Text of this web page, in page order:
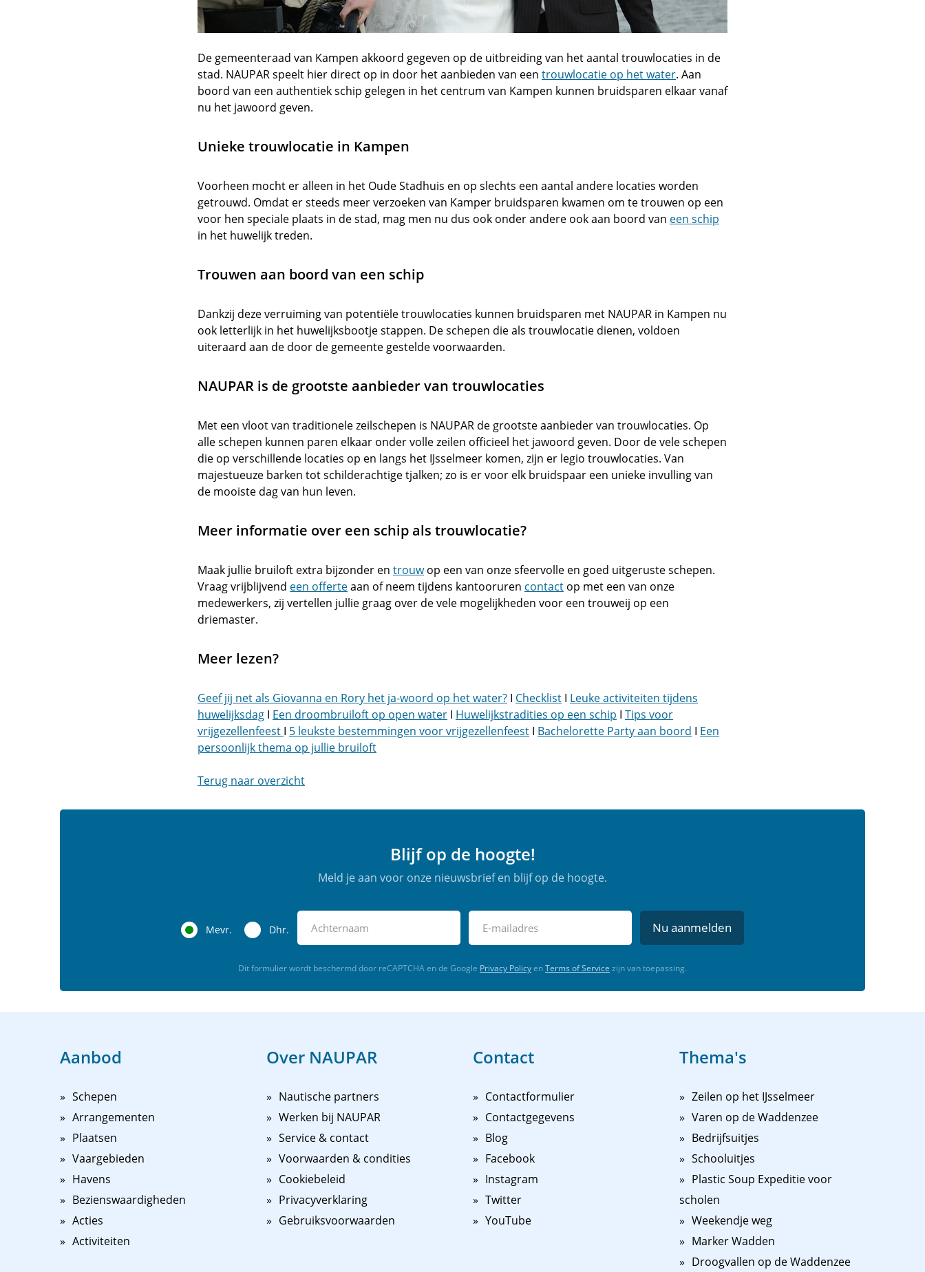
De gemeenteraad van Kampen akkoord gegeven op de uitbreiding van het aantal trouwlocaties in de
stad. NAUPAR speelt hier direct op in door het aanbieden van een trouwlocatie op het water. Aan
boord van een authentiek schip gelegen in het centrum van Kampen kunnen bruidsparen elkaar vanaf
nu het jawoord geven.
Unieke trouwlocatie in Kampen
Voorheen mocht er alleen in het Oude Stadhuis en op slechts een aantal andere locaties worden
getrouwd. Omdat er steeds meer verzoeken van Kamper bruidsparen kwamen om te trouwen op een
voor hen speciale plaats in de stad, mag men nu dus ook onder andere ook aan boord van een schip
in het huwelijk treden.
Trouwen aan boord van een schip
Dankzij deze verruiming van potentiële trouwlocaties kunnen bruidsparen met NAUPAR in Kampen nu
ook letterlijk in het huwelijksbootje stappen. De schepen die als trouwlocatie dienen, voldoen
uiteraard aan de door de gemeente gestelde voorwaarden.
NAUPAR is de grootste aanbieder van trouwlocaties
Met een vloot van traditionele zeilschepen is NAUPAR de grootste aanbieder van trouwlocaties. Op
alle schepen kunnen paren elkaar onder volle zeilen officieel het jawoord geven. Door de vele schepen
die op verschillende locaties op en langs het IJsselmeer komen, zijn er legio trouwlocaties. Van
majestueuze barken tot schilderachtige tjalken; zo is er voor elk bruidspaar een unieke invulling van
de mooiste dag van hun leven.
Meer informatie over een schip als trouwlocatie?
Maak jullie bruiloft extra bijzonder en trouwop een van onze sfeervolle en goed uitgeruste schepen.
Vraag vrijblijvend een offerteaan of neem tijdens kantooruren contact op met een van onze
medewerkers, zij vertellen jullie graag over de vele mogelijkheden voor een trouweij op een
driemaster.
Meer lezen?
Geef jij net als Giovanna en Rory het ja-woord op het water? I Checklist I Leuke activiteiten tijdens
huwelijksdag I Een droombruiloft op open water I Huwelijkstradities op een schip I Tips voor
vrijgezellenfeest I 5 leukste bestemmingen voor vrijgezellenfeest I Bachelorette Party aan boord I Een
persoonlijk thema op jullie bruiloft
Terug naar overzicht
Blijf op de hoogte!
Meld je aan voor onze nieuwsbrief en blijf op de hoogte.
Mevr. Dhr. Nu aanmelden
Dit formulier wordt beschermd door reCAPTCHA en de Google Privacy PolicyenTerms of Service zijn van toepassing.
Aanbod
Schepen
Arrangementen
Plaatsen
Vaargebieden
Havens
Bezienswaardigheden
Acties
Activiteiten
Over NAUPAR
Nautische partners
Werken bij NAUPAR
Service & contact
Voorwaarden & condities
Cookiebeleid
Privacyverklaring
Gebruiksvoorwaarden
Contact
Contactformulier
Contactgegevens
Blog
Facebook
Instagram
Twitter
YouTube
Thema's
Zeilen op het IJsselmeer
Varen op de Waddenzee
Bedrijfsuitjes
Schooluitjes
Plastic Soup Expeditie voor
scholen
Weekendje weg
Marker Wadden
Droogvallen op de Waddenzee